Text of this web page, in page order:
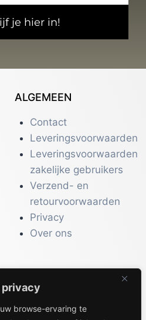
browse-ervaring te
je hier in!
ALGEMEEN
Contact
Leveringsvoorwaarden
Leveringsvoorwaarden
zakelijke gebruikers
Verzend- en
retourvoorwaarden
Privacy
Over ons